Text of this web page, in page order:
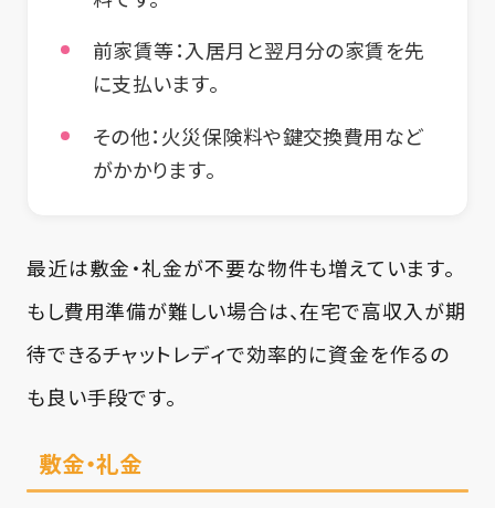
前家賃等：入居月と翌月分の家賃を先
に支払います。
その他：火災保険料や鍵交換費用など
がかかります。
最近は敷金・礼金が不要な物件も増えています。
もし費用準備が難しい場合は、在宅で高収入が期
待できるチャットレディで効率的に資金を作るの
も良い手段です。
敷金・礼金